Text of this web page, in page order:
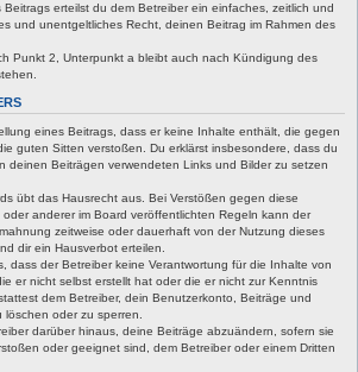
Beitrags erteilst du dem Betreiber ein einfaches, zeitlich und
und unentgeltliches Recht, deinen Beitrag im Rahmen des
Punkt 2, Unterpunkt a bleibt auch nach Kündigung des
eines Beitrags, dass er keine Inhalte enthält, die gegen
guten Sitten verstoßen. Du erklärst insbesondere, dass du
deinen Beiträgen verwendeten Links und Bilder zu setzen
übt das Hausrecht aus. Bei Verstößen gegen diese
anderer im Board veröffentlichten Regeln kann der
zeitweise oder dauerhaft von der Nutzung dieses
dir ein Hausverbot erteilen.
dass der Betreiber keine Verantwortung für die Inhalte von
er nicht selbst erstellt hat oder die er nicht zur Kenntnis
dem Betreiber, dein Benutzerkonto, Beiträge und
oder zu sperren.
darüber hinaus, deine Beiträge abzuändern, sofern sie
oder geeignet sind, dem Betreiber oder einem Dritten